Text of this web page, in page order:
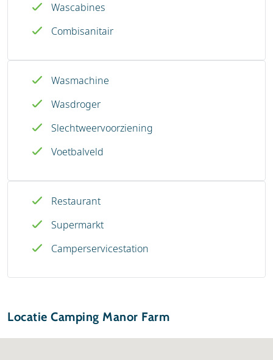
Wascabines
Combisanitair
Wasmachine
Wasdroger
Slechtweervoorziening
Voetbalveld
Restaurant
Supermarkt
Camperservicestation
Locatie Camping Manor Farm